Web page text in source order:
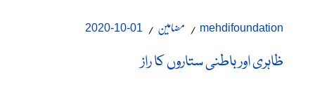
mehdifoundation مضامین 01-10-2020
ظاہری اور باطنی ستاروں کا راز